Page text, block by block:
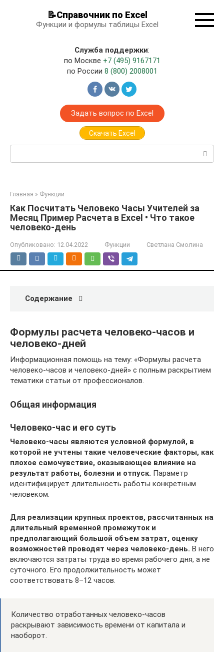
📝Справочник по Excel
Функции и формулы таблицы Excel
Служба поддержки:
по Москве +7 (495) 9167171
по России 8 (800) 2008001
Задать вопрос по Excel
Скачать Excel
Поиск:
Главная » Функции
Как Посчитать Человеко Часы Учителей за
Месяц Пример Расчета в Excel • Что такое
человеко-день
Опубликовано: 12.04.2022 Функции Светлана Смолина
Содержание
Формулы расчета человеко-часов и
человеко-дней
Информационная помощь на тему: «Формулы расчета
человеко-часов и человеко-дней» с полным раскрытием
тематики статьи от профессионалов.
Общая информация
Человеко-час и его суть
Человеко-часы являются условной формулой, в
которой не учтены такие человеческие факторы, как
плохое самочувствие, оказывающее влияние на
результат работы, болезни и отпуск. Параметр
идентифицирует длительность работы конкретным
человеком.
Для реализации крупных проектов, рассчитанных на
длительный временной промежуток и
предполагающий большой объем затрат, оценку
возможностей проводят через человеко-день. В него
включаются затраты труда во время рабочего дня, а не
суточного. Его продолжительность может
соответствовать 8–12 часов.
Количество отработанных человеко-часов
раскрывают зависимость времени от капитала и
наоборот.